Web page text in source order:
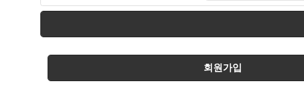
회원가입